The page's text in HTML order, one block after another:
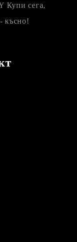
Купи сега,
късно!